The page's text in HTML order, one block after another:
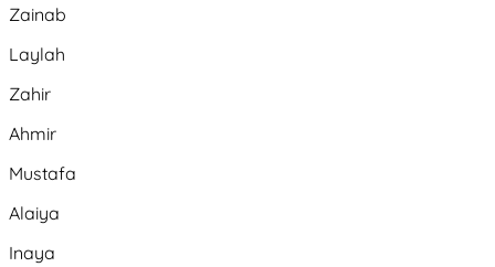
Zainab
Laylah
Zahir
Ahmir
Mustafa
Alaiya
Inaya